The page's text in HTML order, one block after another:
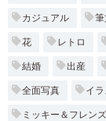
カジュアル
花 レトロ
結婚 出産
全面写真 イラ
ミッキー＆フレンズ